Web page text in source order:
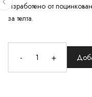
Изработено от
за телта.
- +